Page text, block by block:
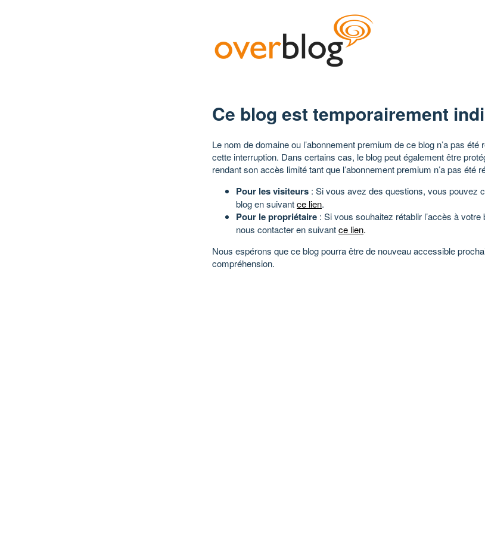
Ce blog est temporairement
Le nom de domaine ou l’abonnement premium de ce blog n’a pas
cette interruption. Dans certains cas, le blog peut également être
rendant son accès limité tant que l’abonnement premium n’a pas été
Pour les visiteurs : Si vous avez des questions, vous pouvez
blog en suivantce lien.
Pour le propriétaire : Si vous souhaitez rétablir l’accès à
nous contacter en suivantce lien.
Nous espérons que ce blog pourra être de nouveau accessible
compréhension.